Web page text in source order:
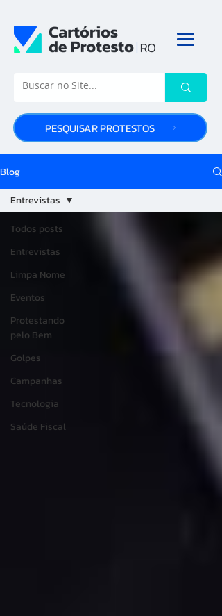
PESQUISAR PROTESTOS
Blog
Todos posts
Entrevistas
Limpa Nome
Eventos
Protestando
pelo Bem
Golpes
Campanhas
Tecnologia
Saúde Fiscal
Entrevistas